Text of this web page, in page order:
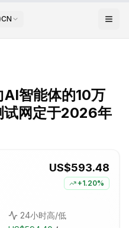
CN
智能体的10万
网定于2026年
US$593.48
+1.20%
24小时高/低